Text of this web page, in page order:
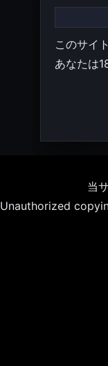
このサイ
あなたは
当
Unauthorized